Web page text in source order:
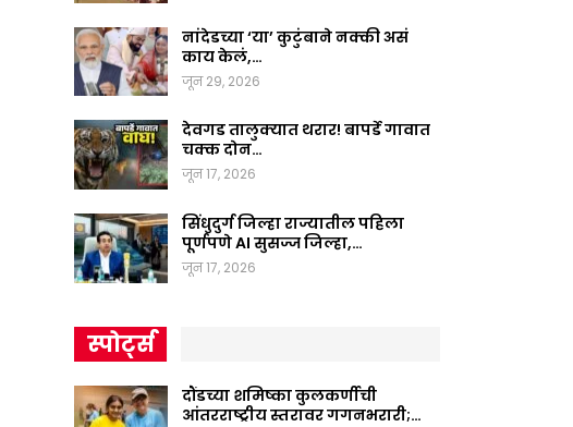
नांदेडच्या ‘या’ कुटुंबाने नक्की असं
काय केलं,…
जून 29, 2026
देवगड तालुक्यात थरार! बापर्डे गावात
चक्क दोन…
जून 17, 2026
सिंधुदुर्ग जिल्हा राज्यातील पहिला
पूर्णपणे AI सुसज्ज जिल्हा,…
जून 17, 2026
स्पोर्ट्स
दौंडच्या शमिष्का कुलकर्णीची
आंतरराष्ट्रीय स्तरावर गगनभरारी;…